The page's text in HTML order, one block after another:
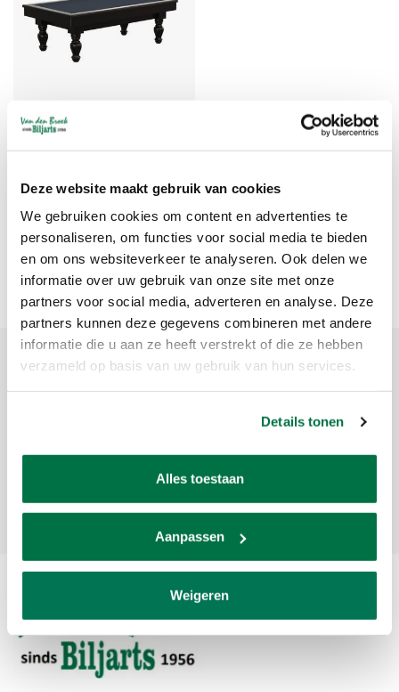
Deze website maakt gebruik van cookies
We gebruiken cookies om content en advertenties te
personaliseren, om functies voor social media te bieden
en om ons websiteverkeer te analyseren. Ook delen we
informatie over uw gebruik van onze site met onze
partners voor social media, adverteren en analyse. Deze
partners kunnen deze gegevens combineren met andere
informatie die u aan ze heeft verstrekt of die ze hebben
verzameld op basis van uw gebruik van hun services.
Details tonen
Alles toestaan
Aanpassen
Weigeren
Buffalo Brussel
biljarttafel 230 zwart
€5.197,50
Meest bekeken
Meld je aan voor onze nieuwsbrief
Ontvang de laatste updates, nieuws en aanbiedingen via email